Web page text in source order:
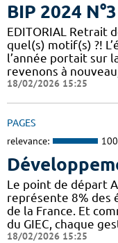
BIP 2024 N°3
EDITORIAL Retrait
quel(s) motif(s) ?!
l’année portait sur
revenons à
18/02/2026 15:25
PAGES
relevance:
Le point de départ
représente 8% des
de la France. Et
du GIEC, chaque
18/02/2026 15:25